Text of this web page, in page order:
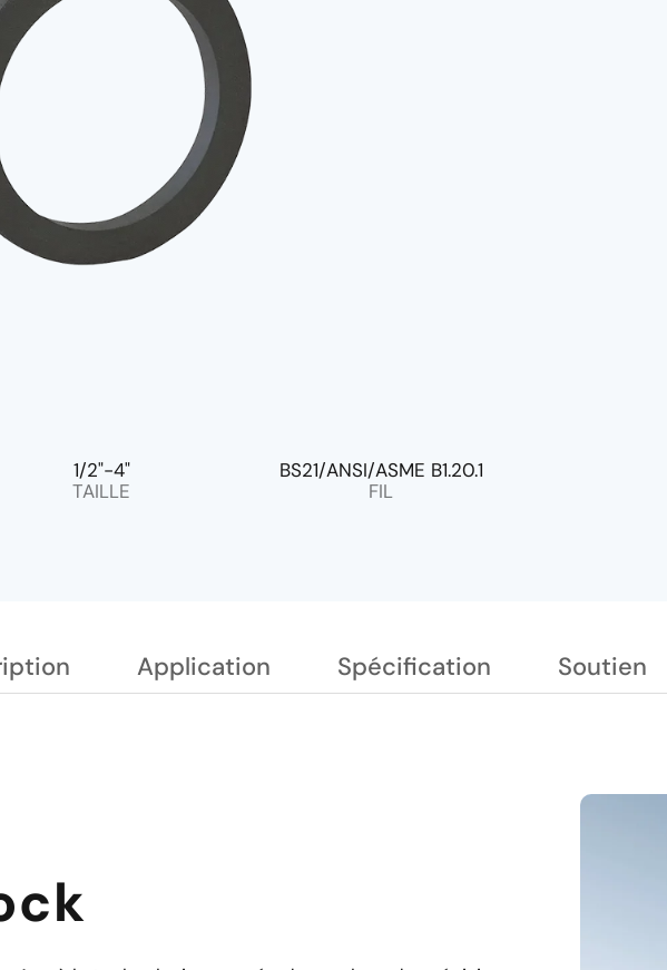
1/2"-4"
TAILLE
BS21/ANSI/ASME B1.20.1
FIL
Application Spécification Soutien